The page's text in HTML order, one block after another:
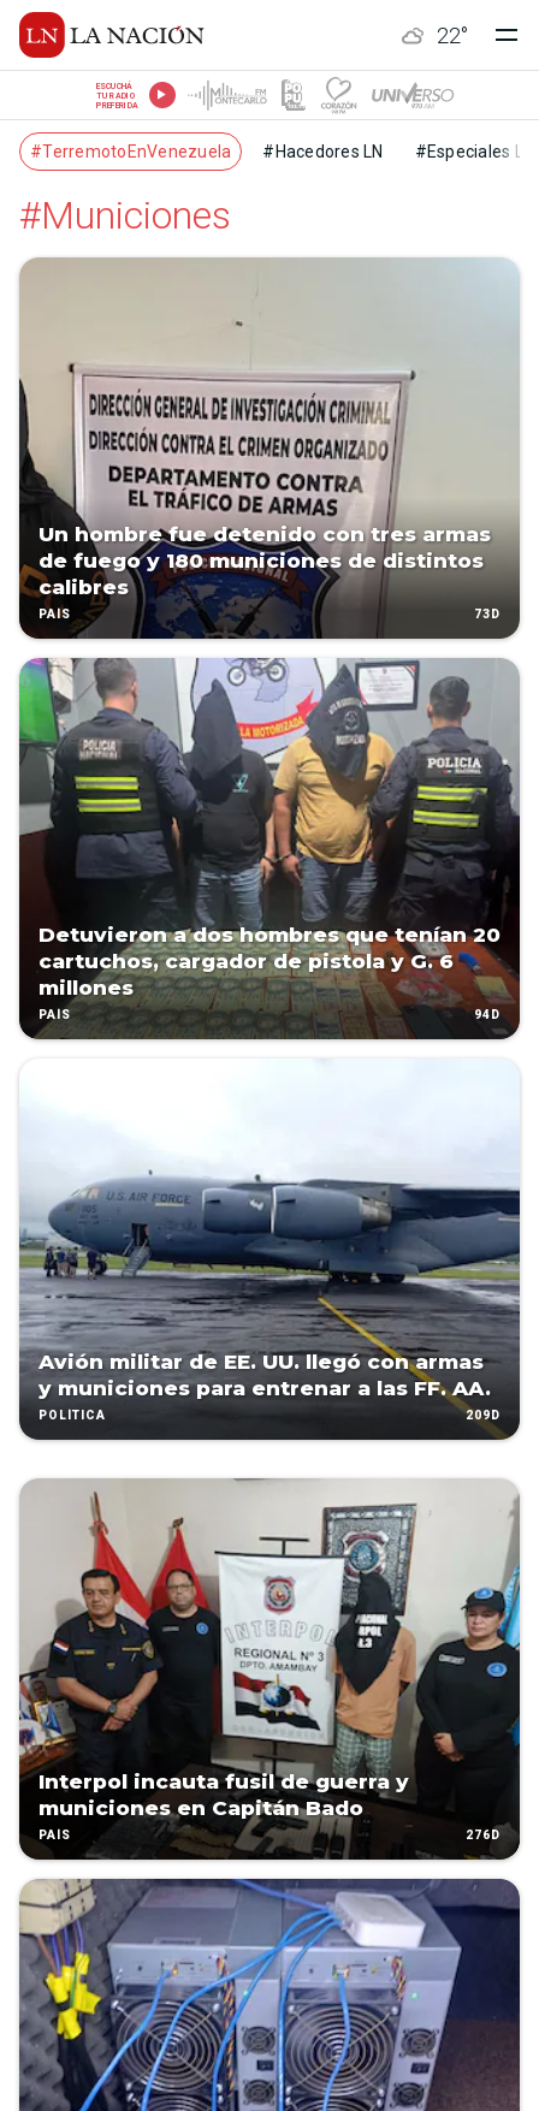
22°
ESCUCHÁ
TU RADIO
PREFERIDA
#TerremotoEnVenezuela #Hacedores LN #Especiales LN
#Municiones
Un hombre fue detenido con tres armas
de fuego y 180 municiones de distintos
calibres
PAÍS 73D
Detuvieron a dos hombres que tenían 20
cartuchos, cargador de pistola y G. 6
millones
PAÍS 94D
Avión militar de EE. UU. llegó con armas
y municiones para entrenar a las FF. AA.
POLÍTICA 209D
Interpol incauta fusil de guerra y
municiones en Capitán Bado
PAÍS 276D